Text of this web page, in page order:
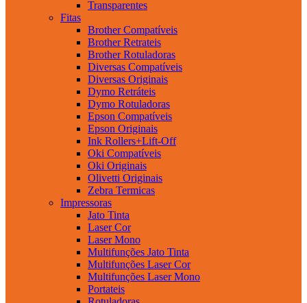
Transparentes
Fitas
Brother Compatíveis
Brother Retrateis
Brother Rotuladoras
Diversas Compatíveis
Diversas Originais
Dymo Retráteis
Dymo Rotuladoras
Epson Compatíveis
Epson Originais
Ink Rollers+Lift-Off
Oki Compatíveis
Oki Originais
Olivetti Originais
Zebra Termicas
Impressoras
Jato Tinta
Laser Cor
Laser Mono
Multifunções Jato Tinta
Multifunções Laser Cor
Multifunções Laser Mono
Portateis